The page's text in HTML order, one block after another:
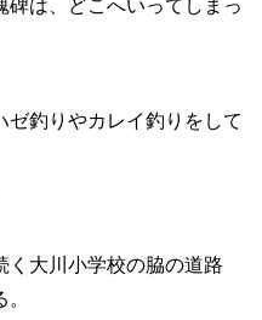
碑は、どこへいってしまっ
ゼ釣りやカレイ釣りをして
く大川小学校の脇の道路